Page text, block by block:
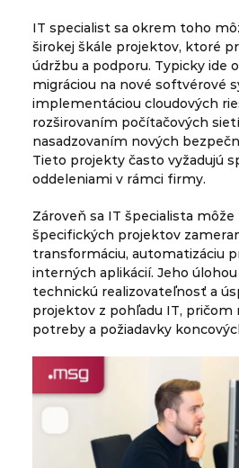
IT specialist sa okrem toho
širokej škále projektov, ktoré
údržbu a podporu. Typicky ide
migráciou na nové softvérové
implementáciou cloudových
rozširovaním počítačových
nasadzovaním nových
Tieto projekty často vyžadujú
oddeleniami v rámci firmy.
Zároveň sa IT špecialista môže
špecifických projektov
transformáciu, automatizáciu
interných aplikácií. Jeho
technickú realizovateľnosť a
projektov z pohľadu IT, pričom
potreby a požiadavky